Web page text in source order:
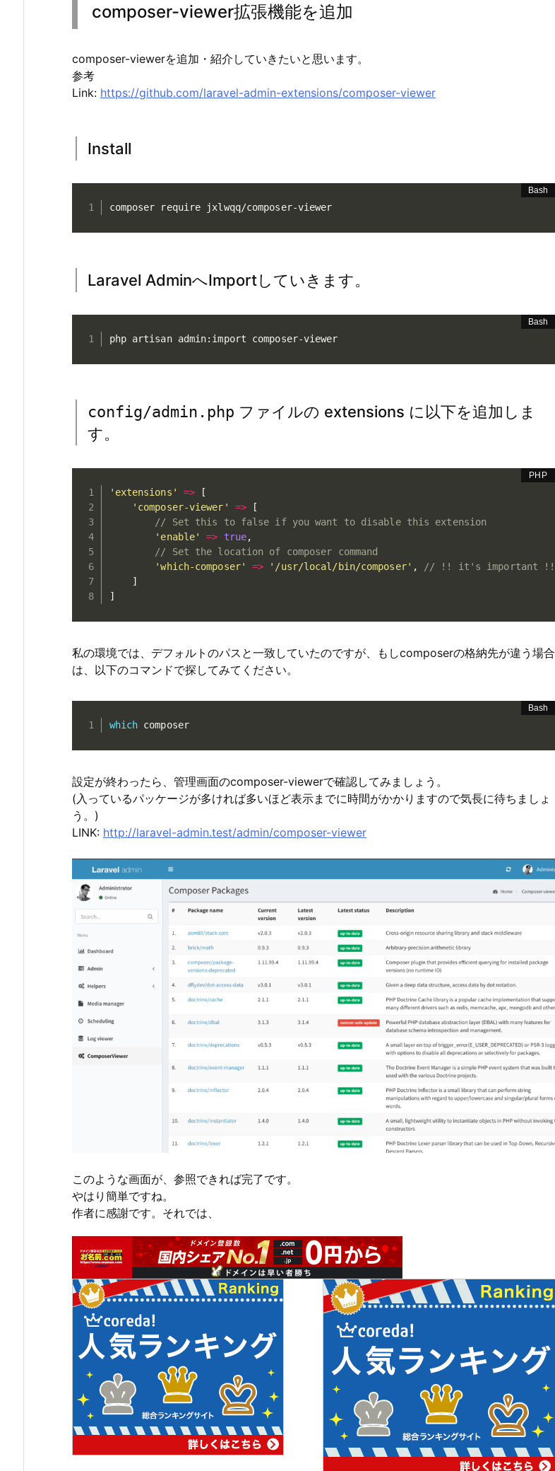
composer-viewer拡張機能を追加
composer-viewerを追加・紹介していきたいと思います。
参考
Link: https://github.com/laravel-admin-extensions/composer-viewer
Install
composer require jxlwqq/composer-viewer
Laravel AdminへImportしていきます。
php artisan admin:import composer-viewer
config/admin.php ファイルの extensions に以下を追加しま
す。
'extensions' =>
[
'composer-viewer'
=>
[
// Set this to false if you want to disable this extension
'enable'
=> true,
// Set the location of composer command
'which-composer'
=> '/usr/local/bin/composer' ,
// !! it's important !!
]
]
私の環境では、デフォルトのパスと一致していたのですが、もしcomposerの格納先が違う場合
は、以下のコマンドで探してみてください。
which composer
設定が終わったら、管理画面のcomposer-viewerで確認してみましょう。
(入っているパッケージが多ければ多いほど表示までに時間がかかりますので気長に待ちましょ
う。)
LINK: http://laravel-admin.test/admin/composer-viewer
このような画面が、参照できれば完了です。
やはり簡単ですね。
作者に感謝です。それでは、